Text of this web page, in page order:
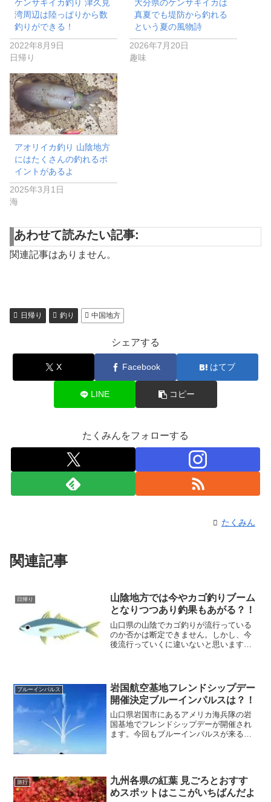
ケンサキイカ釣り 津久見
湾周辺は陸っぱりから数
釣りができる！
2022年8月9日
日帰り
大分県のケンサキイカは
真夏でも堤防から釣れる
という夏の風物詩
2026年7月20日
趣味
アオリイカ釣り 山陰地方
にはたくさんの釣れるポ
イントがあるよ
2025年3月1日
海
あわせて読みたい記事:
関連記事はありません。
日帰り 釣り 中国地方
シェアする
X Facebook はてブ
LINE コピー
たくみんをフォローする
たくみん
関連記事
日帰り
山陰地方では今やカゴ釣りブーム
となりつつあり釣果もあがる？！
山口県の山陰でカゴ釣りが流行っている
のか否かは断定できません。しかし、今
後流行っていくに違いないと思います
キャスティングしたいと思います。
ブルーインパルス
岩国航空基地フレンドシップデー
開催決定ブルーインパルスは？！
山口県岩国市にあるアメリカ海兵隊の岩
国基地でフレンドシップデーが開催され
ます。今回もブルーインパルスが来ると
旅行
九州各県の紅葉 見ごろとおすす
めスポットはここがいちばんだよ